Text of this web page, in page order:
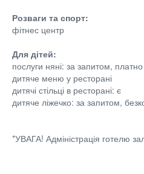
Розваги та спорт:
фітнес центр
Для дітей:
послуги няні: за запитом, платно
дитяче меню у ресторані
дитячі стільці в ресторані: є
дитяче ліжечко: за запитом,
*УВАГА! Адміністрація готелю